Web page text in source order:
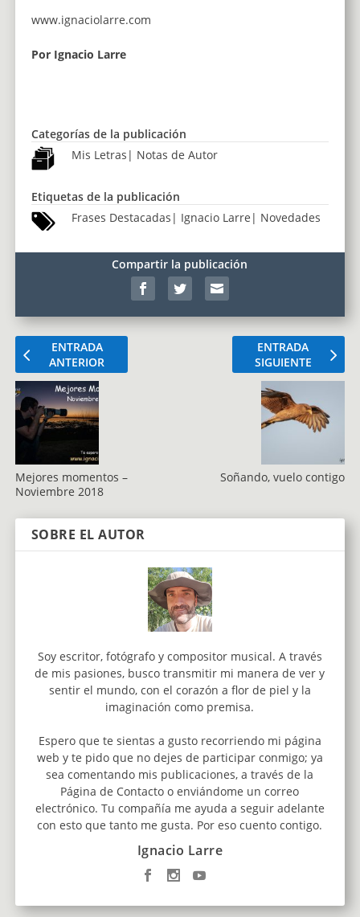
www.ignaciolarre.com
Por Ignacio Larre
Categorías de la publicación
Mis Letras | Notas de Autor
Etiquetas de la publicación
Frases Destacadas | Ignacio Larre | Novedades
Compartir la publicación
ENTRADA
ANTERIOR
Mejores momentos –
Noviembre 2018
ENTRADA
SIGUIENTE
Soñando, vuelo contigo
SOBRE EL AUTOR
Soy escritor, fotógrafo y compositor musical. A través
de mis pasiones, busco transmitir mi manera de ver y
sentir el mundo, con el corazón a flor de piel y la
imaginación como premisa.
Espero que te sientas a gusto recorriendo mi página
web y te pido que no dejes de participar conmigo; ya
sea comentando mis publicaciones, a través de la
Página de Contacto o enviándome un correo
electrónico. Tu compañía me ayuda a seguir adelante
con esto que tanto me gusta. Por eso cuento contigo.
Ignacio Larre